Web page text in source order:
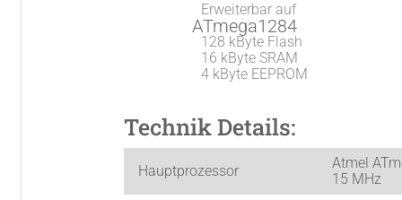
Erweiterbar auf
ATmega1284
128 kByte Flash
16 kByte SRAM
4 kByte EEPROM
Technik Details:
Hauptprozessor
Atmel
15 MHz